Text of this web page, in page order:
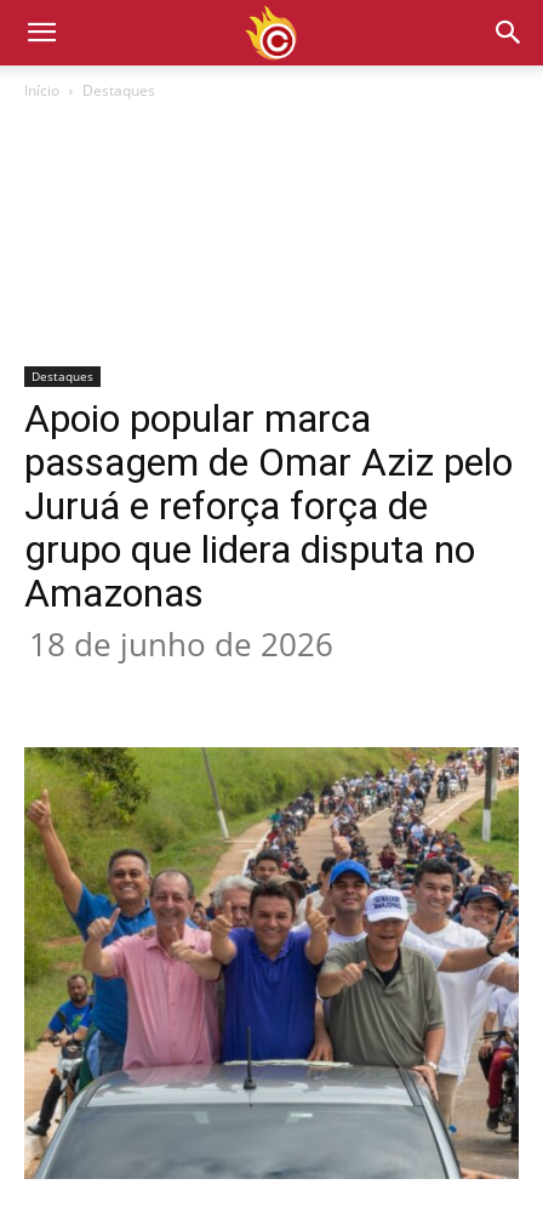
Início Destaques
Destaques
Apoio popular marca
passagem de Omar Aziz pelo
Juruá e reforça força de
grupo que lidera disputa no
Amazonas
18 de junho de 2026